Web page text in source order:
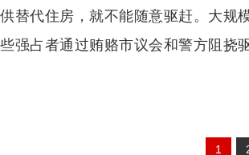
供替代住房，就不能随意驱赶。大规
些强占者通过贿赂市议会和警方阻挠
1